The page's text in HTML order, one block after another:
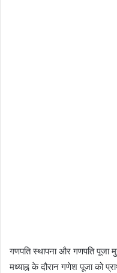
गणपति स्थापना और गणपति पूजा
मध्याह्न के दौरान गणेश पूजा को